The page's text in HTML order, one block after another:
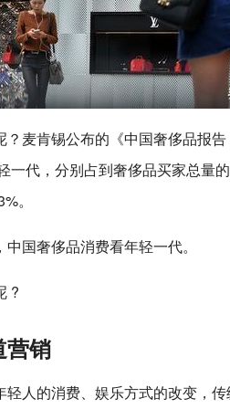
麦肯锡公布的《中国奢侈品报
一代，分别占到奢侈品买家总量
。
国奢侈品消费看年轻一代。
?
营销
人的消费、娱乐方式的改变，